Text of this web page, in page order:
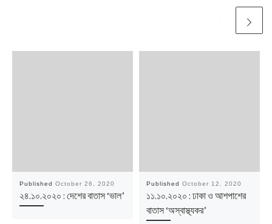
Published October 26, 2020
২৪.১০.২০২০ : দেশের বাতাস ‘ভাল’
Published October 12, 2020
১১.১০.২০২০ : ঢাকা ও আশপাশের
বাতাস ‘অস্বাস্থ্যকর’